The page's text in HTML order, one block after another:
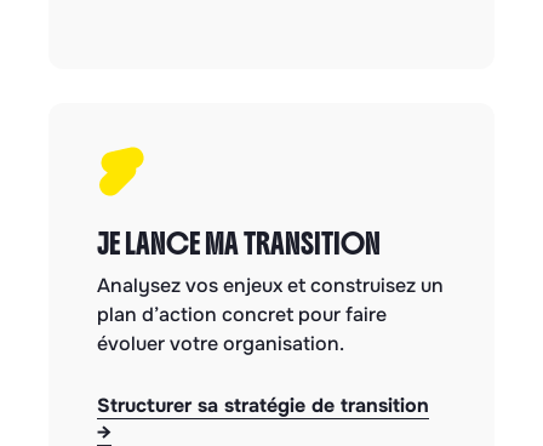
JE LANCE MA TRANSITION
Analysez vos enjeux et construisez un
plan d’action concret pour faire
évoluer votre organisation.
Structurer sa stratégie de transition
→